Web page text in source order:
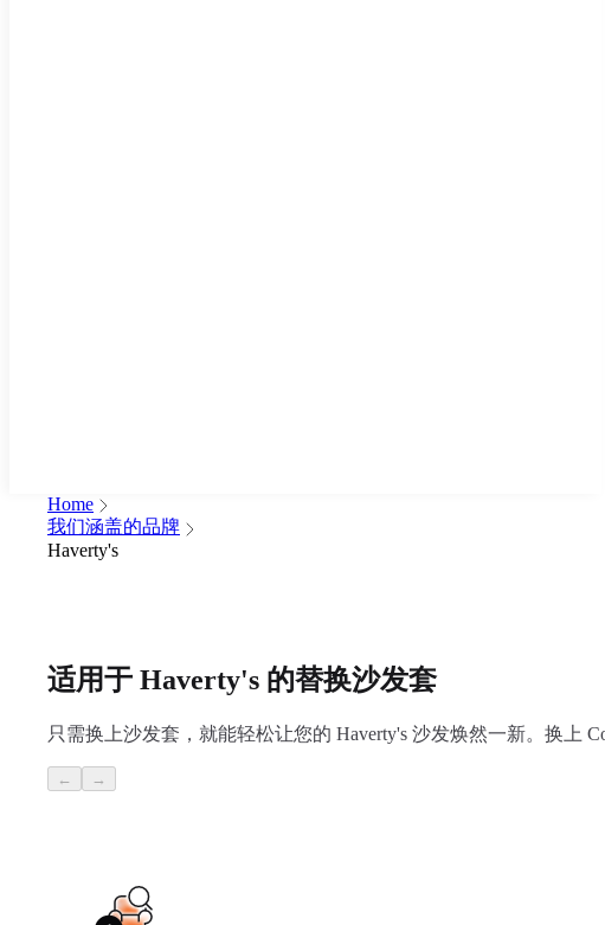
Home
我们涵盖的品牌
Haverty's
适用于 Haverty's 的替换沙发套
只需换上沙发套，就能轻松让您的 Haverty's 沙发焕然一新。换上
← →